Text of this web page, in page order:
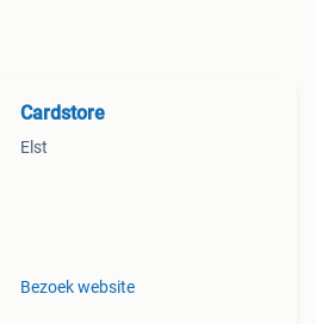
Cardstore
Elst
Bezoek website